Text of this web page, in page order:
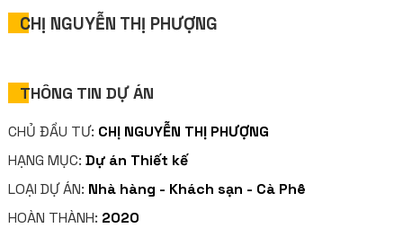
CHỊ NGUYỄN THỊ PHƯỢNG
THÔNG TIN DỰ ÁN
CHỦ ĐẦU TƯ: CHỊ NGUYỄN THỊ PHƯỢNG
HẠNG MỤC: Dự án Thiết kế
LOẠI DỰ ÁN: Nhà hàng - Khách sạn - Cà Phê
HOÀN THÀNH: 2020